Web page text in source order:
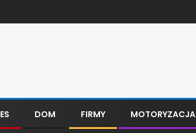
DOM FIRMY MOTORYZACJA